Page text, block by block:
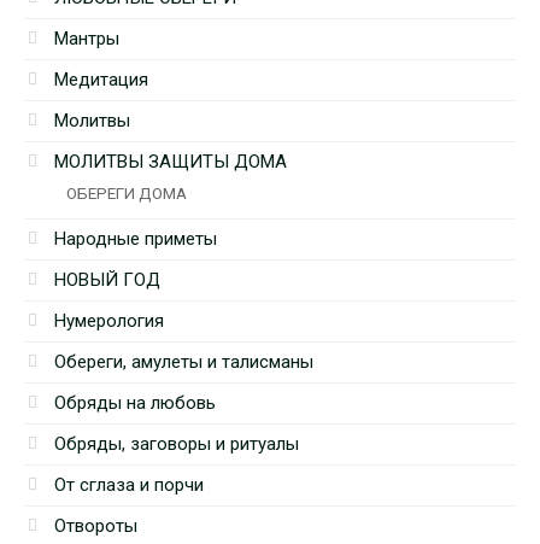
Мантры
Медитация
Молитвы
МОЛИТВЫ ЗАЩИТЫ ДОМА
ОБЕРЕГИ ДОМА
Народные приметы
НОВЫЙ ГОД
Нумерология
Обереги, амулеты и талисманы
Обряды на любовь
Обряды, заговоры и ритуалы
От сглаза и порчи
Отвороты